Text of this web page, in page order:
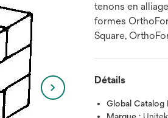
tenons en
formes
Square,
Détails
Global